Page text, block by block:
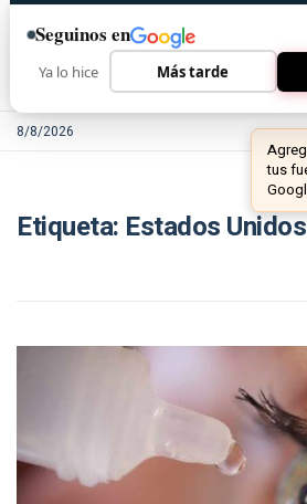
8/8/2026
Etiqueta: Estados Unidos
Seguinos en
Ya lo hice Más tarde